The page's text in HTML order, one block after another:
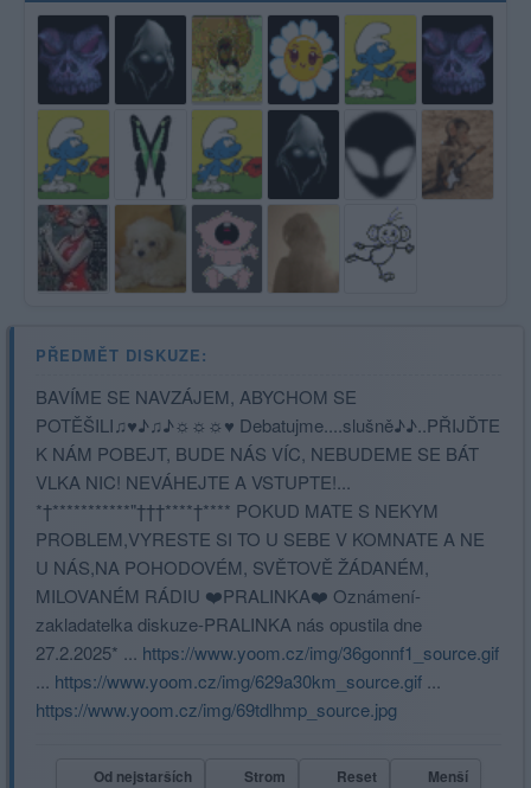
PŘEDMĚT DISKUZE:
BAVÍME SE NAVZÁJEM, ABYCHOM SE
POTĚŠILI♫♥♪♫♪☼☼☼♥ Debatujme....slušně♪♪..PŘIJĎTE
K NÁM POBEJT, BUDE NÁS VÍC, NEBUDEME SE BÁT
VLKA NIC! NEVÁHEJTE A VSTUPTE!...
*†***********"†††****†**** POKUD MATE S NEKYM
PROBLEM,VYRESTE SI TO U SEBE V KOMNATE A NE
U NÁS,NA POHODOVÉM, SVĚTOVĚ ŽÁDANÉM,
MILOVANÉM RÁDIU ❤️PRALINKA❤️ Oznámení-
zakladatelka diskuze-PRALINKA nás opustila dne
27.2.2025* ... https://www.yoom.cz/img/36gonnf1_source.gif
... https://www.yoom.cz/img/629a30km_source.gif ...
https://www.yoom.cz/img/69tdlhmp_source.jpg
Od nejstarších Strom Reset
Menší